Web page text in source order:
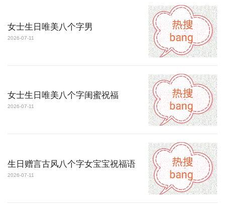
女士生日唯美八个字男
2026-07-11
女士生日唯美八个字闺蜜祝福
2026-07-11
生日赠言古风八个字女宝宝祝福语
2026-07-11